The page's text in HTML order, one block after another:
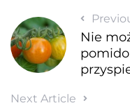
Nie
Next Article